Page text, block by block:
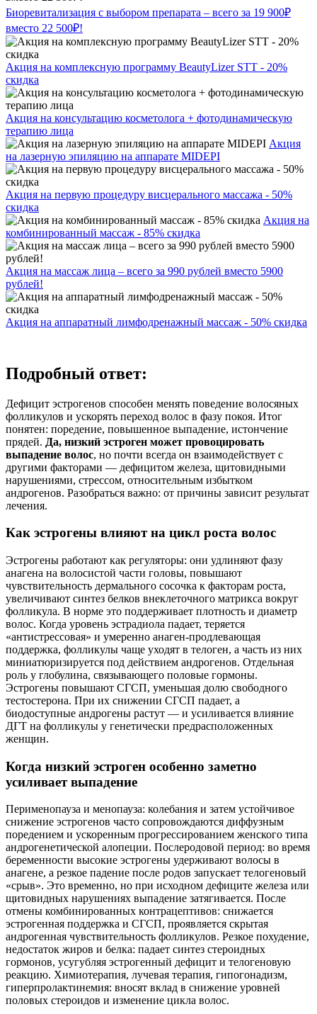
Биоревитализация с выбором препарата – всего за 19 900₽
вместо 22 500₽!
Акция на комплексную программу BeautyLizer STT - 20%
скидка
Акция на консультацию косметолога + фотодинамическую
терапию лица
Акция
на лазерную эпиляцию на аппарате MIDEPI
Акция на первую процедуру висцерального массажа - 50%
скидка
Акция на
комбинированный массаж - 85% скидка
Акция на массаж лица – всего за 990 рублей вместо 5900
рублей!
Акция на аппаратный лимфодренажный массаж - 50% скидка
Подробный ответ:
Дефицит эстрогенов способен менять поведение волосяных
фолликулов и ускорять переход волос в фазу покоя. Итог
понятен: поредение, повышенное выпадение, истончение
прядей. Да, низкий эстроген может провоцировать
выпадение волос, но почти всегда он взаимодействует с
другими факторами — дефицитом железа, щитовидными
нарушениями, стрессом, относительным избытком
андрогенов. Разобраться важно: от причины зависит результат
лечения.
Как эстрогены влияют на цикл роста волос
Эстрогены работают как регуляторы: они удлиняют фазу
анагена на волосистой части головы, повышают
чувствительность дермального сосочка к факторам роста,
увеличивают синтез белков внеклеточного матрикса вокруг
фолликула. В норме это поддерживает плотность и диаметр
волос. Когда уровень эстрадиола падает, теряется
«антистрессовая» и умеренно анаген-продлевающая
поддержка, фолликулы чаще уходят в телоген, а часть из них
миниатюризируется под действием андрогенов. Отдельная
роль у глобулина, связывающего половые гормоны.
Эстрогены повышают СГСП, уменьшая долю свободного
тестостерона. При их снижении СГСП падает, а
биодоступные андрогены растут — и усиливается влияние
ДГТ на фолликулы у генетически предрасположенных
женщин.
Когда низкий эстроген особенно заметно
усиливает выпадение
Перименопауза и менопауза: колебания и затем устойчивое
снижение эстрогенов часто сопровождаются диффузным
поредением и ускоренным прогрессированием женского типа
андрогенетической алопеции. Послеродовой период: во время
беременности высокие эстрогены удерживают волосы в
анагене, а резкое падение после родов запускает телогеновый
«срыв». Это временно, но при исходном дефиците железа или
щитовидных нарушениях выпадение затягивается. После
отмены комбинированных контрацептивов: снижается
эстрогенная поддержка и СГСП, проявляется скрытая
андрогенная чувствительность фолликулов. Резкое похудение,
недостаток жиров и белка: падает синтез стероидных
гормонов, усугубляя эстрогенный дефицит и телогеновую
реакцию. Химиотерапия, лучевая терапия, гипогонадизм,
гиперпролактинемия: вносят вклад в снижение уровней
половых стероидов и изменение цикла волос.